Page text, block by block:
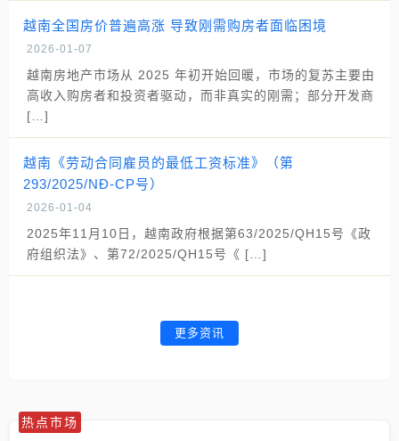
越南全国房价普遍高涨 导致刚需购房者面临困境
2026-01-07
越南房地产市场从 2025 年初开始回暖，市场的复苏主要由
高收入购房者和投资者驱动，而非真实的刚需；部分开发商
[…]
越南《劳动合同雇员的最低工资标准》（第
293/2025/NĐ-CP号）
2026-01-04
2025年11月10日，越南政府根据第63/2025/QH15号《政
府组织法》、第72/2025/QH15号《 […]
更多资讯
热点市场